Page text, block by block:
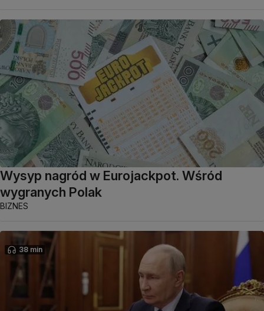
Wysyp nagród w Eurojackpot. Wśród
wygranych Polak
BIZNES
38 min